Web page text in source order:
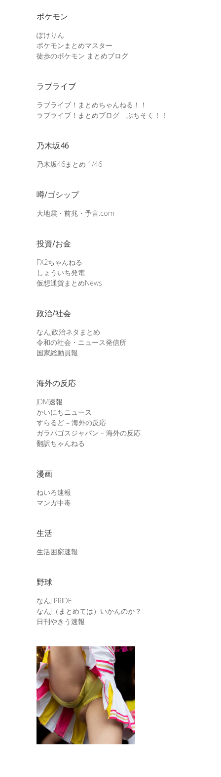
ポケモン
ぽけりん
ポケモンまとめマスター
徒歩のポケモン まとめブログ
ラブライブ
ラブライブ！まとめちゃんねる！！
ラブライブ！まとめブログ ぷちそく！！
乃木坂46
乃木坂46まとめ 1/46
噂/ゴシップ
大地震・前兆・予言.com
投資/お金
FX2ちゃんねる
しょういち発電
仮想通貨まとめNews
政治/社会
なんJ政治ネタまとめ
令和の社会・ニュース発信所
国家総動員報
海外の反応
JDM速報
かいにちニュース
すらるど – 海外の反応
ガラパゴスジャパン – 海外の反応
翻訳ちゃんねる
漫画
ねいろ速報
マンガ中毒
生活
生活困窮速報
野球
なんJ PRIDE
なんJ（まとめては）いかんのか？
日刊やきう速報